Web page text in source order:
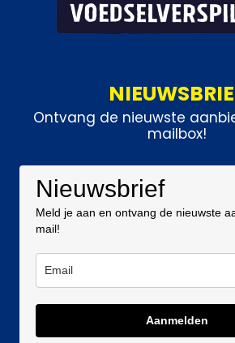
Ontvang de nieuwste
mailbox!
Nieuwsbrief
Meld je aan en ontvang de nieuwste
mail!
Aanmelden